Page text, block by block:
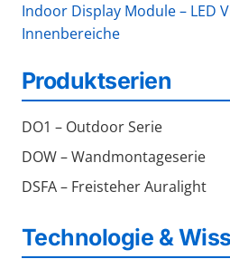
Indoor Display Module – LED
Innenbereiche
Produktserien
DO1 – Outdoor Serie
DOW – Wandmontageserie
DSFA – Freisteher Auralight
Technologie &